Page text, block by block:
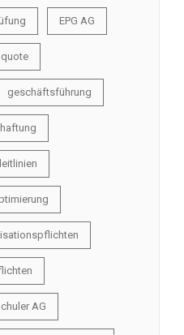
EPG AG
geschäftsführung
haftung
leitlinien
AG